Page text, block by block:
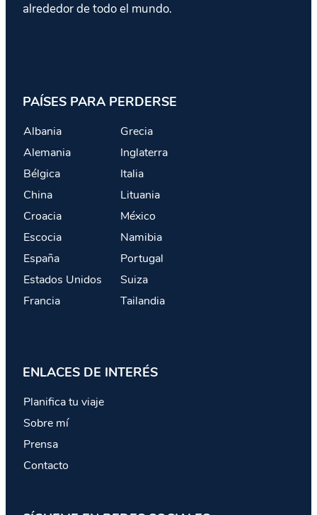
alrededor de todo el mundo.
PAÍSES PARA PERDERSE
Albania
Alemania
Bélgica
China
Croacia
Escocia
España
Estados Unidos
Francia
Grecia
Inglaterra
Italia
Lituania
México
Namibia
Portugal
Suiza
Tailandia
ENLACES DE INTERÉS
Planifica tu viaje
Sobre mí
Prensa
Contacto